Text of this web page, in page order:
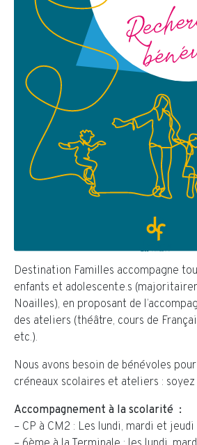
Destination Familles accompagne
enfants et adolescent.e.s
Noailles), en proposant de
des ateliers (théâtre, cours de
etc.).
Nous avons besoin de bénévoles
créneaux scolaires et ateliers : soyez
Accompagnement à la scolarité :
– CP à CM2 : Les lundi, mardi et jeudi